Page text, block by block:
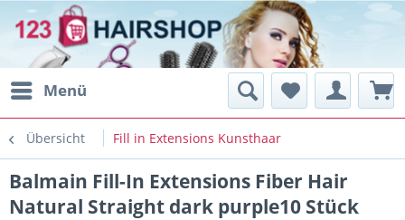
Menü
Übersicht Fill in Extensions Kunsthaar
Balmain Fill-In Extensions Fiber Hair
Natural Straight dark purple10 Stück